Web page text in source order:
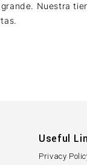
Nuestra
Useful
Privacy